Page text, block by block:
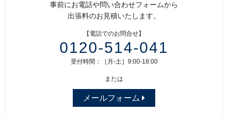
事前にお電話や問い合わせフォームから
出張料のお見積いたします。
【電話でのお問合せ】
0120-514-041
受付時間：［月-土］9:00-18:00
または
メールフォーム